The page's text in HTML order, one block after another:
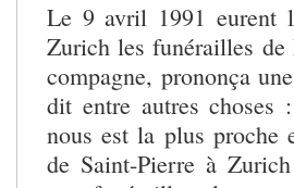
Le 9 avril 1991 eurent
Zurich les funérailles
compagne, prononça
dit entre autres
nous est la plus proche
de Saint-Pierre à